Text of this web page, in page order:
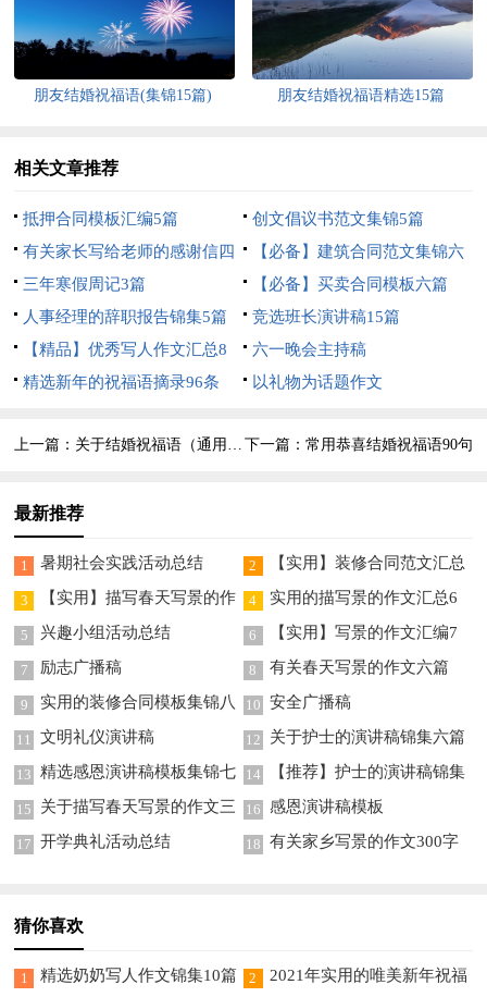
朋友结婚祝福语(集锦15篇) 朋友结婚祝福语精选15篇
相关文章推荐
抵押合同模板汇编5篇
创文倡议书范文集锦5篇
有关家长写给老师的感谢信四
篇
【必备】建筑合同范文集锦六
篇
三年寒假周记3篇
【必备】买卖合同模板六篇
人事经理的辞职报告锦集5篇
竞选班长演讲稿15篇
【精品】优秀写人作文汇总8
篇
六一晚会主持稿
精选新年的祝福语摘录96条
以礼物为话题作文
上一篇： 关于结婚祝福语（通用60句） 下一篇： 常用恭喜结婚祝福语90句
最新推荐
1 暑期社会实践活动总结 2
【实用】装修合同范文汇总
5篇
3
【实用】描写春天写景的作
文合集7篇
4
实用的描写景的作文汇总6
篇
5 兴趣小组活动总结 6
【实用】写景的作文汇编7
篇
7 励志广播稿 8 有关春天写景的作文六篇
9
实用的装修合同模板集锦八
篇
10 安全广播稿
11 文明礼仪演讲稿 12 关于护士的演讲稿锦集六篇
13
精选感恩演讲稿模板集锦七
篇
14
【推荐】护士的演讲稿锦集
8篇
15
关于描写春天写景的作文三
篇
16 感恩演讲稿模板
17 开学典礼活动总结 18 有关家乡写景的作文300字
猜你喜欢
1 精选奶奶写人作文锦集10篇 2
2021年实用的唯美新年祝福